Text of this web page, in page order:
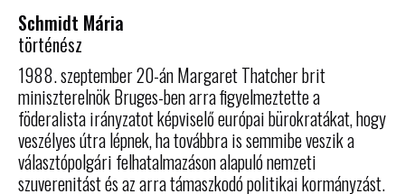
Schmidt Mária
történész
1988. szeptember 20-ánMargaret Thatcherbrit
miniszterelnökBruges-benarra figyelmeztette a
föderalista irányzatot képviselő európai bürokratákat, hogy
veszélyes útra lépnek, ha továbbra is semmibe veszik a
választópolgári felhatalmazáson alapuló nemzeti
szuverenitást és az arra támaszkodó politikai kormányzást.